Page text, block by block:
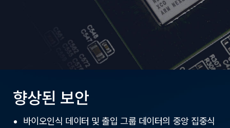
향상된 보안
바이오인식 데이터 및 출입 그룹 데이터의 중앙 집중식